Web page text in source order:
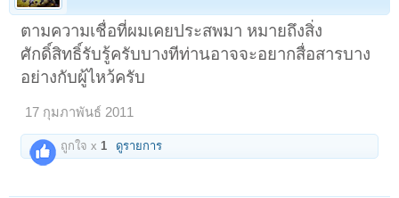
ตามความเชื่อที่ผมเคยประสพมา หมายถึงสิ่ง
ศักดิ์สิทธิ์รับรู้ครับบางทีท่านอาจจะอยากสื่อสารบาง
อย่างกับผู้ไหว้ครับ
17 กุมภาพันธ์ 2011
ถูกใจ x 1 ดูรายการ